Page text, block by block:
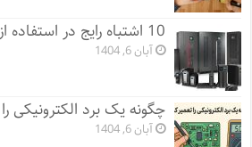
10 اشتباه رایج در استفاده از UPS و استابلایزر
آبان 6, 1404
چگونه یک برد الکترونیکی
آبان 6, 1404